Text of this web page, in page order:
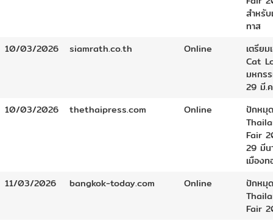
สำหรับ
ทาส
10/03/2026
siamrath.co.th Online
เตรีย
Cat
มหกร
29 มี.
10/03/2026
thethaipress.com Online
ปักหมุ
Fair
29 มี
เมือง
11/03/2026
bangkok-today.com Online
ปักหมุ
Fair